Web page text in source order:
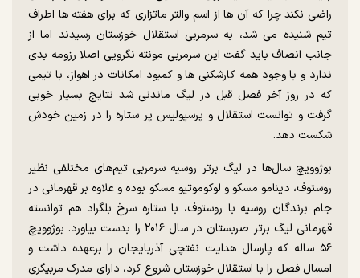
راضی نکند چرا که آن ها از اسم والتر ماتزاری که برای هفته ها اطراف
تیم شنیده می شد، به سرمربی استقلال خوزستان رسیدند اما از
جانب انصاف باید گفت این سرمربی مونته نگرویی اصلا رزومه بدی
ندارد و با وجود همه کارشکنی ها و کمبود امکانات در اهواز، با تیمی
که در روز آخر فصل قبل در لیگ ماندنی شد نتایج بسیار خوبی
گرفت و توانست استقلال و پرسپولیس پر ستاره را در زمین خودش
شکست دهد.
بوژوویچ سال‌ها در لیگ برتر روسیه سرمربی تیم‌های مختلفی نظیر
روستوف، دینامو مسکو و لوکوموتیو مسکو بوده و علاوه بر قهرمانی در
جام برندگان روسیه با روستوف، با ستاره سرخ بلگراد هم توانسته
قهرمانی لیگ برتر صربستان در سال ۲۰۱۶ را بدست بیاورد. بوژوویچ
۵۶ ساله که پارسال هدایت نفتچی آذربایجان را برعهده داشت و
امسال فصل را با استقلال خوزستان شروع کرد، دارای مدرک مربیگری